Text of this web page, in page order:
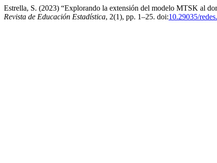
Estrella, S. (2023) “Explorando la extensión del modelo MTSK al
Revista de Educación Estadística, 2(1), pp. 1–25. doi:10.29035/